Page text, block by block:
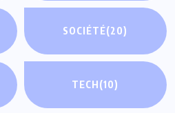
SOCIÉTÉ(20)
TECH(10)